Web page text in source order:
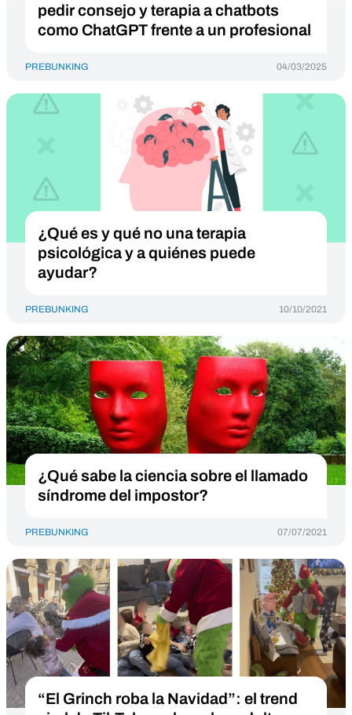
pedir consejo y terapia a chatbots
como ChatGPT frente a un profesional
PREBUNKING 04/03/2025
¿Qué es y qué no una terapia
psicológica y a quiénes puede
ayudar?
PREBUNKING 10/10/2021
¿Qué sabe la ciencia sobre el llamado
síndrome del impostor?
PREBUNKING 07/07/2021
“El Grinch roba la Navidad”: el trend